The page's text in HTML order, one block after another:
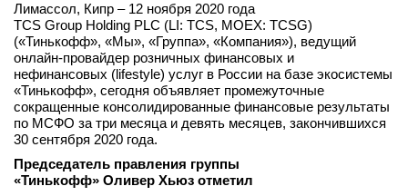
Вход
Лимассол, Кипр – 12 ноября 2020 года
TCS Group Holding PLC (LI: TCS, MOEX: TCSG)
(«Тинькофф», «Мы», «Группа», «Компания»), ведущий
онлайн-провайдер розничных финансовых и
нефинансовых (lifestyle) услуг в России на базе экосистемы
«Тинькофф», сегодня объявляет промежуточные
сокращенные консолидированные финансовые результаты
по МСФО за три месяца и девять месяцев, закончившихся
30 сентября 2020 года.
Председатель правления группы
«Тинькофф» Оливер Хьюз отметил